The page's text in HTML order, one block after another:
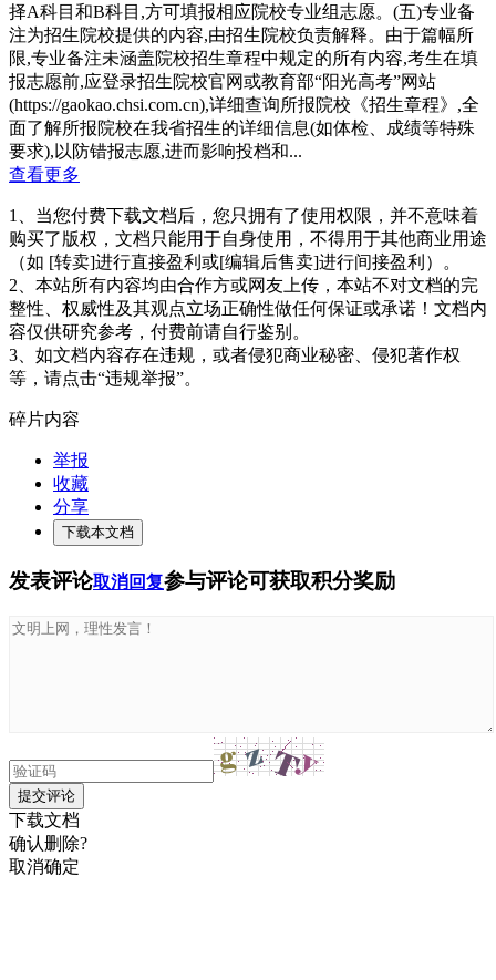
择A科目和B科目,方可填报相应院校专业组志愿。(五)专业备
注为招生院校提供的内容,由招生院校负责解释。由于篇幅所
限,专业备注未涵盖院校招生章程中规定的所有内容,考生在填
报志愿前,应登录招生院校官网或教育部“阳光高考”网站
(https://gaokao.chsi.com.cn),详细查询所报院校《招生章程》,全
面了解所报院校在我省招生的详细信息(如体检、成绩等特殊
要求),以防错报志愿,进而影响投档和...
查看更多
1、当您付费下载文档后，您只拥有了使用权限，并不意味着
购买了版权，文档只能用于自身使用，不得用于其他商业用途
（如 [转卖]进行直接盈利或[编辑后售卖]进行间接盈利）。
2、本站所有内容均由合作方或网友上传，本站不对文档的完
整性、权威性及其观点立场正确性做任何保证或承诺！文档内
容仅供研究参考，付费前请自行鉴别。
3、如文档内容存在违规，或者侵犯商业秘密、侵犯著作权
等，请点击“违规举报”。
碎片内容
举报
收藏
分享
下载本文档
发表评论取消回复参与评论可获取积分奖励
提交评论
下载文档
确认删除?
取消确定